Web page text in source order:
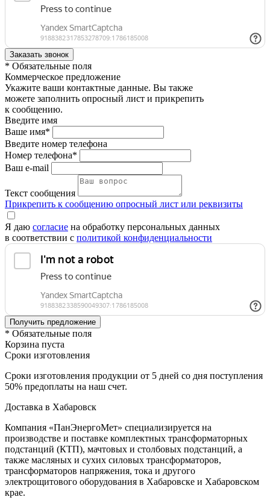
* Обязательные поля
Коммерческое предложение
Укажите ваши контактные данные. Вы также
можете заполнить опросный лист и прикрепить
к сообщению.
Введите имя
Ваше имя*
Введите номер телефона
Номер телефона*
Ваш e-mail
Текст сообщения
Прикрепить к сообщению опросный лист или реквизиты
Я даю согласие на обработку персональных данных
в соответствии с политикой конфиденциальности
* Обязательные поля
Корзина пуста
Сроки изготовления
Сроки изготовления продукции от 5 дней со дня поступления
50% предоплаты на наш счет.
Доставка в Хабаровск
Компания «ПанЭнергоМет» специализируется на
производстве и поставке комплектных трансформаторных
подстанций (КТП), мачтовых и столбовых подстанций, а
также масляных и сухих силовых трансформаторов,
трансформаторов напряжения, тока и другого
электрощитового оборудования в Хабаровске и Хабаровском
крае.